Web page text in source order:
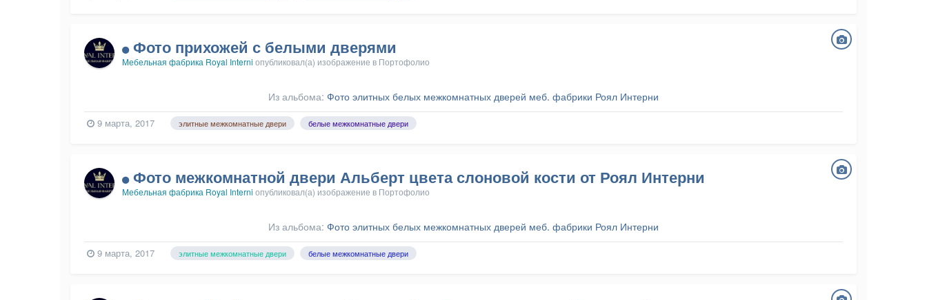
Фото прихожей с белыми дверями
Мебельная фабрика Royal Interni опубликовал(а) изображение в Портофолио
Из альбома: Фото элитных белых межкомнатных дверей меб. фабрики Роял Интерни
9 марта, 2017 элитные межкомнатные двери белые межкомнатные двери
Фото межкомнатной двери Альберт цвета слоновой кости от Роял Интерни
Мебельная фабрика Royal Interni опубликовал(а) изображение в Портофолио
Из альбома: Фото элитных белых межкомнатных дверей меб. фабрики Роял Интерни
9 марта, 2017 элитные межкомнатные двери белые межкомнатные двери